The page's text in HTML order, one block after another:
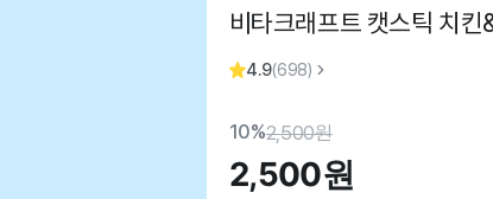
비타크래프트 캣스틱 치
4.9(698)
10%2,500원
2,500원